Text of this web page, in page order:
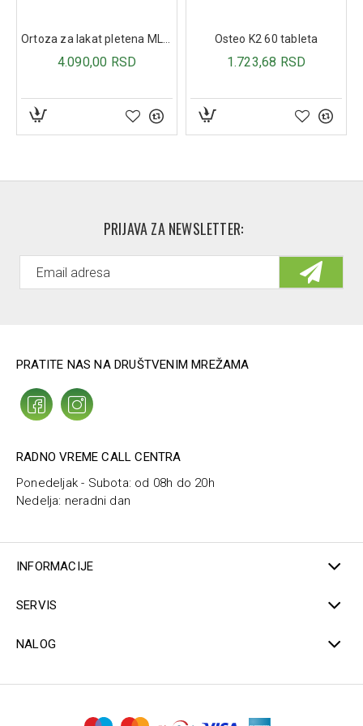
PRIJAVA ZA NEWSLETTER:
PRATITE NAS NA DRUŠTVENIM MREŽAMA
RADNO VREME CALL CENTRA
Ponedeljak - Subota: od 08h do 20h
Nedelja: neradni dan
INFORMACIJE
SERVIS
NALOG